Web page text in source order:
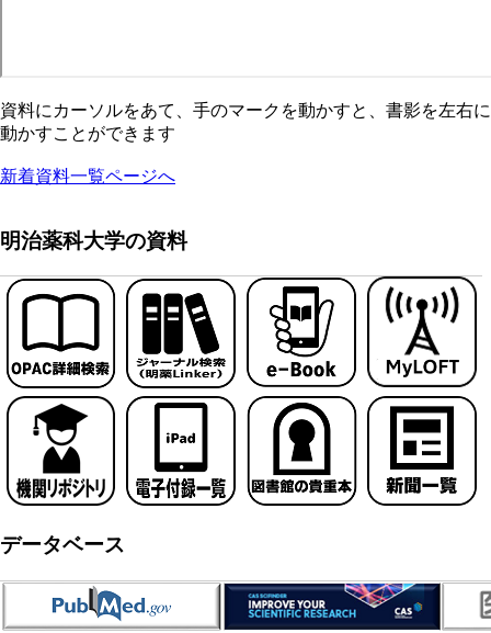
資料にカーソルをあて、手のマークを動かすと、書影を左右に
動かすことができます
新着資料一覧ページへ
明治薬科大学の資料
データベース